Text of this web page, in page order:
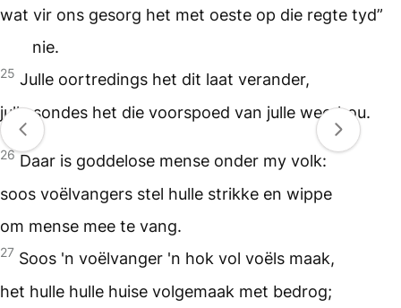
wat vir ons gesorg het met oeste op die regte tyd”
nie.
25 Julle oortredings het dit laat verander,
julle sondes het die voorspoed van julle weerhou.
26 Daar is goddelose mense onder my volk:
soos voëlvangers stel hulle strikke en wippe
om mense mee te vang.
27 Soos 'n voëlvanger 'n hok vol voëls maak,
het hulle hulle huise volgemaak met bedrog;